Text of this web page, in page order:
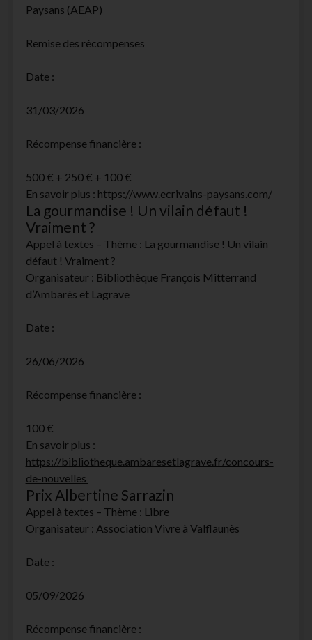
Paysans (AEAP)
Remise des récompenses
Date :
31/03/2026
Récompense financière :
500 € + 250 € + 100 €
En savoir plus : https://www.ecrivains-paysans.com/
La gourmandise ! Un vilain défaut !
Vraiment ?
Appel à textes – Thème : La gourmandise ! Un vilain
défaut ! Vraiment ?
Organisateur : Bibliothèque François Mitterrand
d’Ambarès et Lagrave
Date :
26/06/2026
Récompense financière :
100 €
En savoir plus :
https://bibliotheque.ambaresetlagrave.fr/concours-
de-nouvelles
Prix Albertine Sarrazin
Appel à textes – Thème : Libre
Organisateur : Association Vivre à Valflaunès
Date :
05/09/2026
Récompense financière :